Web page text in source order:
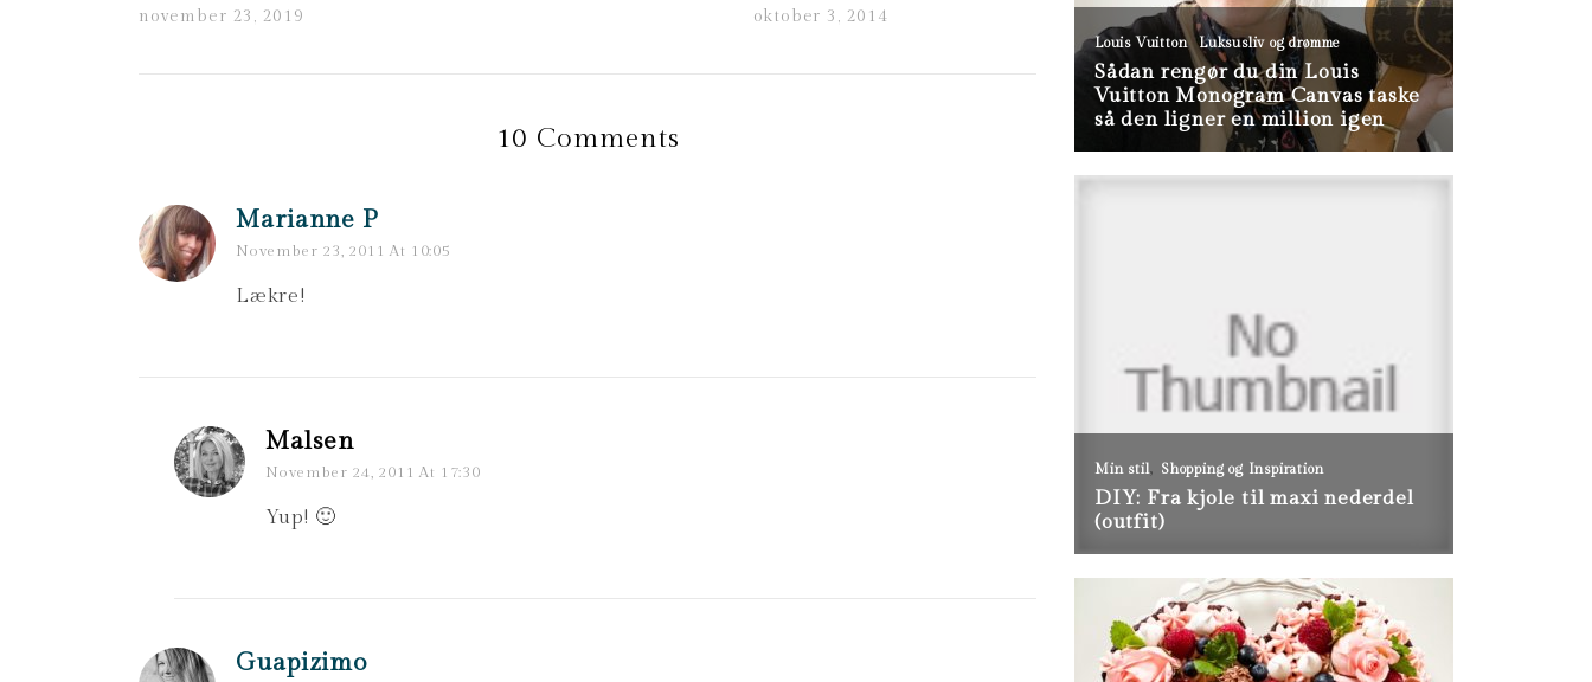
november 23, 2019 oktober 3, 2014
10 Comments
Marianne P
November 23, 2011 At 10:05
Lækre!
Malsen
November 24, 2011 At 17:30
Yup! 🙂
Guapizimo